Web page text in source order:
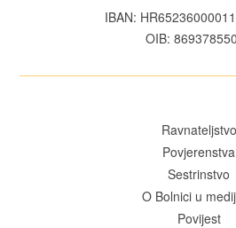
IBAN:
OIB:
Ravnateljstvo
Povjerenstva
Sestrinstvo
O Bolnici u
Povijest